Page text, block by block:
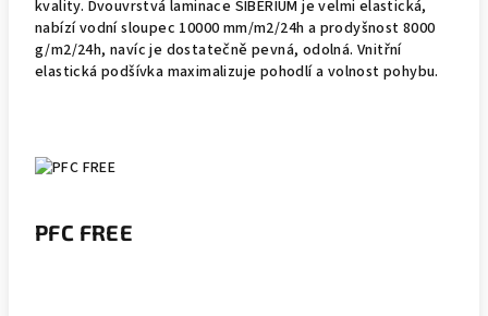
kvality. Dvouvrstvá laminace SIBERIUM je velmi elastická,
nabízí vodní sloupec 10000 mm/m2/24h a prodyšnost 8000
g/m2/24h, navíc je dostatečně pevná, odolná. Vnitřní
elastická podšívka maximalizuje pohodlí a volnost pohybu.
PFC FREE